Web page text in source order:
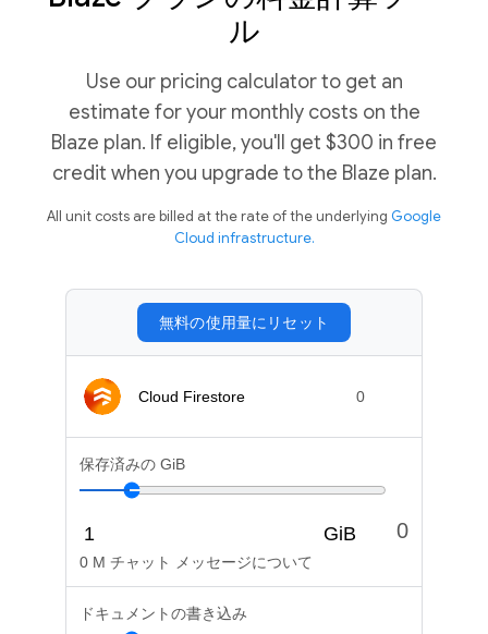
ル
Use our pricing calculator to get an
estimate for your monthly costs on the
Blaze plan. If eligible, you'll get $300 in free
credit when you upgrade to the Blaze plan.
All unit costs are billed at the rate of the underlying Google
Cloud infrastructure.